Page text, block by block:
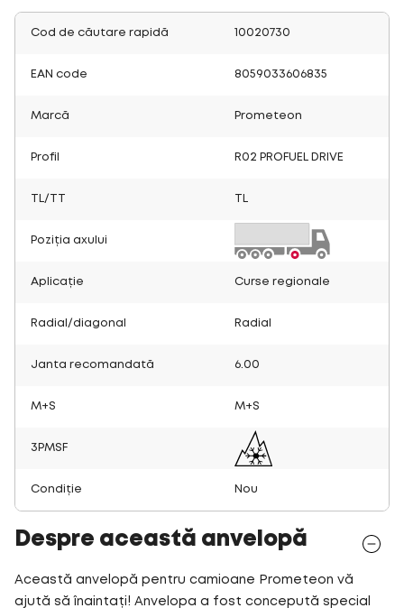
Cod de căutare rapidă 10020730
EAN code 8059033606835
Marcă Prometeon
Profil R02 PROFUEL DRIVE
TL/TT
Poziția axului
Aplicație Curse regionale
Radial/diagonal Radial
Janta recomandată 6.00
M+S M+S
3PMSF
Condiție Nou
Despre această anvelopă
Această anvelopă pentru camioane Prometeon vă
ajută să înaintați! Anvelopa a fost concepută special